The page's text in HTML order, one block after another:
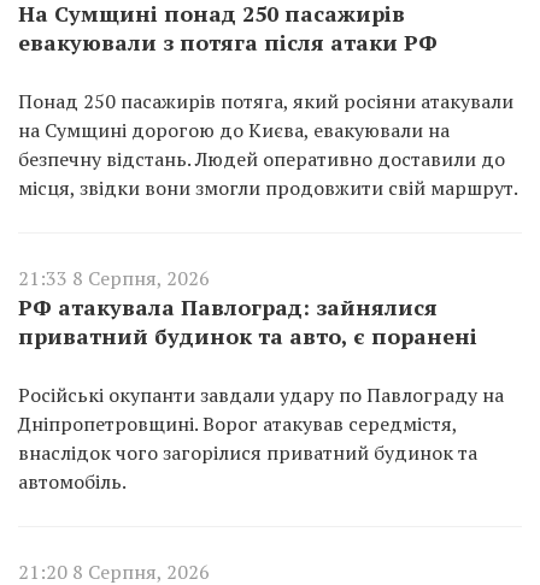
На Сумщині понад 250 пасажирів
евакуювали з потяга після атаки РФ
Понад 250 пасажирів потяга, який росіяни атакували
на Сумщині дорогою до Києва, евакуювали на
безпечну відстань. Людей оперативно доставили до
місця, звідки вони змогли продовжити свій маршрут.
21:33 8 Серпня, 2026
РФ атакувала Павлоград: зайнялися
приватний будинок та авто, є поранені
Російські окупанти завдали удару по Павлограду на
Дніпропетровщині. Ворог атакував середмістя,
внаслідок чого загорілися приватний будинок та
автомобіль.
21:20 8 Серпня, 2026